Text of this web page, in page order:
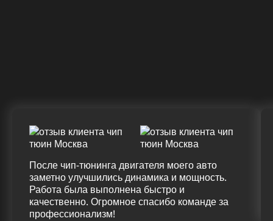
После чип-тюнинга двигателя моего авто
заметно улучшились динамика и мощность.
Работа была выполнена быстро и
качественно. Огромное спасибо команде за
профессионализм!